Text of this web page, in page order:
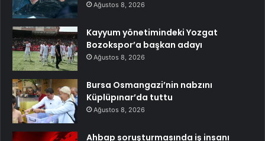
Ağustos 8, 2026
Kayyum yönetimindeki Yozgat
Bozokspor’a başkan adayı
Ağustos 8, 2026
Bursa Osmangazi’nin nabzını
Küplüpınar’da tuttu
Ağustos 8, 2026
Ahbap soruşturmasında iş insanı